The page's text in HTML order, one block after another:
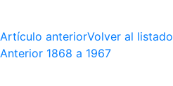
Artículo anteriorVolver al listado
Anterior 1868 a 1967